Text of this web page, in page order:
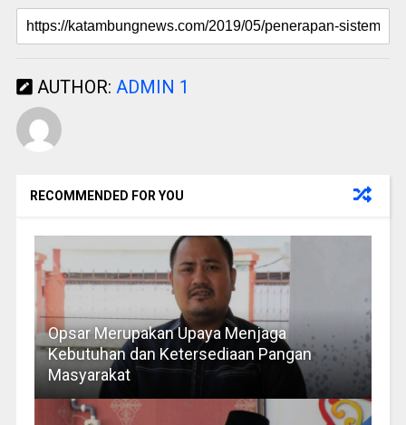
AUTHOR: ADMIN 1
RECOMMENDED FOR YOU
Opsar Merupakan Upaya Menjaga
Kebutuhan dan Ketersediaan Pangan
Masyarakat